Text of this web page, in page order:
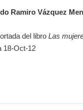
Ramiro Vázquez
del libroLas
18-Oct-12